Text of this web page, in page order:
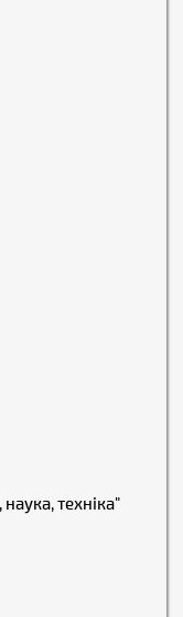
техніка"